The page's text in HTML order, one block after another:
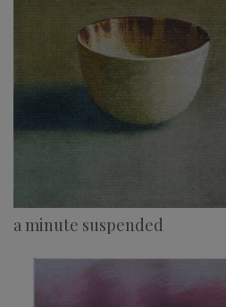
a minute suspended